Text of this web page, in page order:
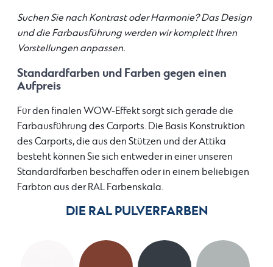
Suchen Sie nach Kontrast oder Harmonie? Das Design
und die Farbausführung werden wir komplett Ihren
Vorstellungen anpassen.
Standardfarben und Farben gegen einen
Aufpreis
Für den finalen WOW-Effekt sorgt sich gerade die
Farbausführung des Carports. Die Basis Konstruktion
des Carports, die aus den Stützen und der Attika
besteht können Sie sich entweder in einer unseren
Standardfarben beschaffen oder in einem beliebigen
Farbton aus der RAL Farbenskala.
DIE RAL PULVERFARBEN